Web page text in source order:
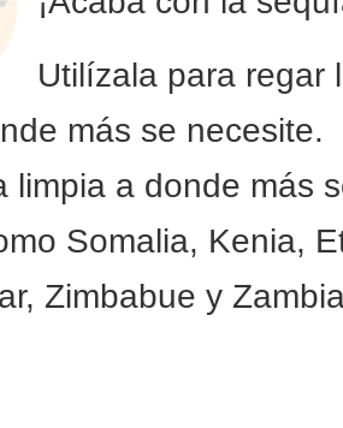
Utilízala para regar
más se necesite.
limpia a donde más
Somalia, Kenia,
Zimbabue y